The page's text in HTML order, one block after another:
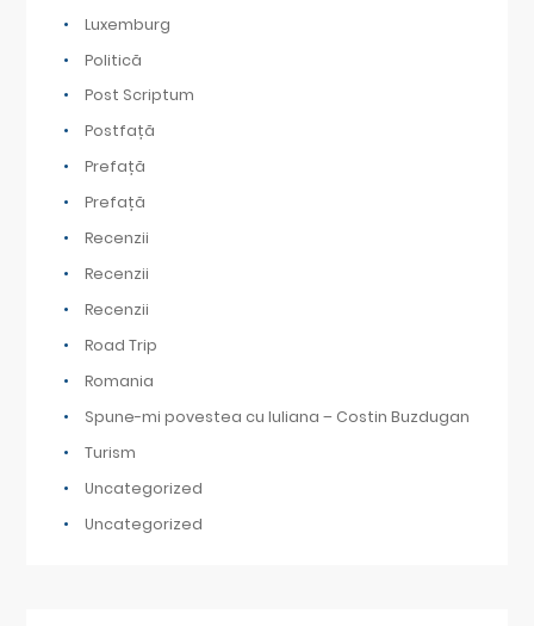
Luxemburg
Politică
Post Scriptum
Postfață
Prefață
Prefață
Recenzii
Recenzii
Recenzii
Road Trip
Romania
Spune-mi povestea cu Iuliana – Costin Buzdugan
Turism
Uncategorized
Uncategorized